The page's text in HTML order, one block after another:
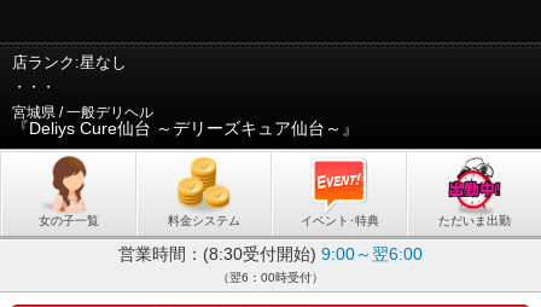
店ランク:星なし
・・・
宮城県 / 一般デリヘル
『Deliys Cure仙台 ～デリーズキュア仙台～』
女の子一覧 料金システム イベント･特典 ただいま出勤
営業時間： (8:30受付開始) 9:00～翌6:00
（翌6：00時受付）